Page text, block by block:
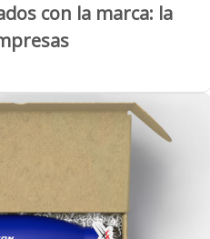
con la marca: la